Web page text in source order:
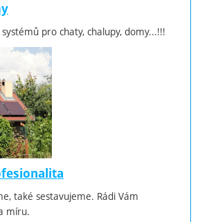
pro chaty, chalupy, domy...!!!
také sestavujeme. Rádi Vám
míru.